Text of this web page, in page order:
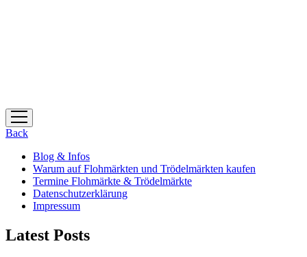
Menü
öffnen
Back
Blog & Infos
Warum auf Flohmärkten und Trödelmärkten kaufen
Termine Flohmärkte & Trödelmärkte
Datenschutzerklärung
Impressum
Latest Posts